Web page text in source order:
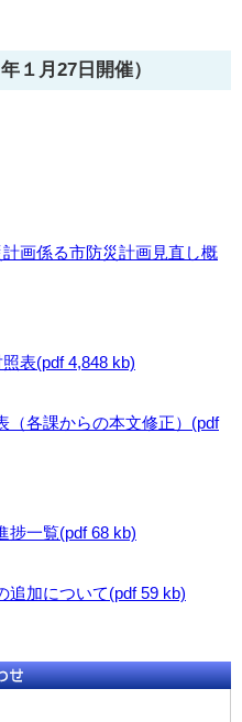
１月27日開催）
画係る市防災計画見直し概
表(pdf 4,848 kb)
各課からの本文修正）(pdf
一覧(pdf 68 kb)
加について(pdf 59 kb)